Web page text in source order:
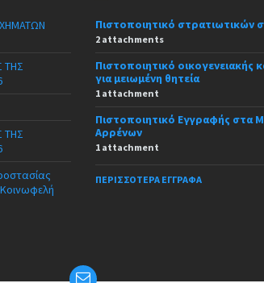
ΤΗΣ
ΤΗΣ
Πιστοποιητικό στρατιωτικών
2 attachments
Πιστοποιητικό οικογενειακής
για μειωμένη θητεία
1 attachment
Πιστοποιητικό Εγγραφής στα
Αρρένων
1 attachment
ΠΕΡΙΣΣΌΤΕΡΑ ΈΓΓΡΑΦΑ